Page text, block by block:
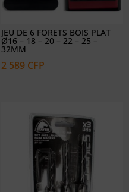
JEU DE 6 FORETS BOIS PLAT
Ø16 – 18 – 20 – 22 – 25 –
32MM
2 589 CFP